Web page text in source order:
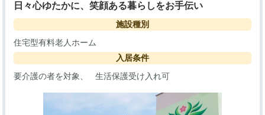
日々心ゆたかに、笑顔ある暮らしをお手伝い
施設種別
住宅型有料老人ホーム
入居条件
要介護の者を対象
生活保護受け入れ可